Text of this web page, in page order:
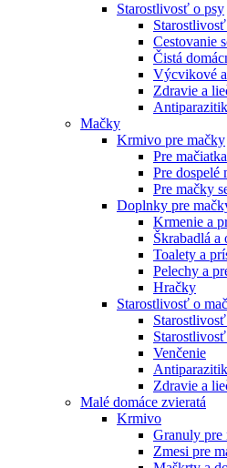
Starostlivosť o psy
Cestovanie
Čistá
Výcvikové
Zdravie a
Mačky
Krmivo pre mačky
Pre mačiatka
Pre dospelé
Pre mačky
Doplnky pre
Krmenie a
Škrabadlá a
Toalety а
Pelechy a
Hračky
Starostlivosť o
Venčenie
Zdravie a
Malé domáce zvieratá
Krmivo
Granuly pre
Zmesi pre